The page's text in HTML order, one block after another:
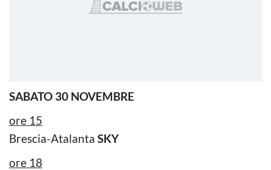
SABATO 30 NOVEMBRE
ore 15
Brescia-Atalanta SKY
ore 18